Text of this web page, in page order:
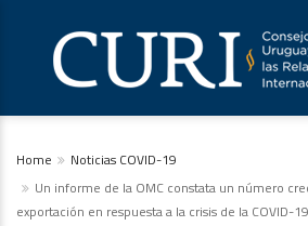
Home
Noticias COVID-19
Un informe de la OMC constata un número
exportación en respuesta a la crisis de la COVID-19